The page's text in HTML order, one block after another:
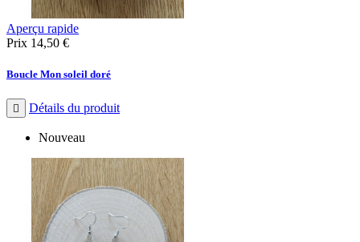
Aperçu rapide
Prix 14,50 €
Boucle Mon soleil doré
 Détails du produit
Nouveau